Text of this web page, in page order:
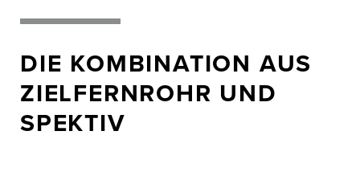
DIE KOMBINATION AUS
ZIELFERNROHR UND
SPEKTIV